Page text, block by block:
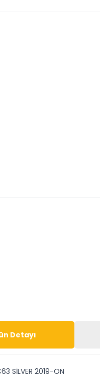
Detayı
SİLVER 2019-ON